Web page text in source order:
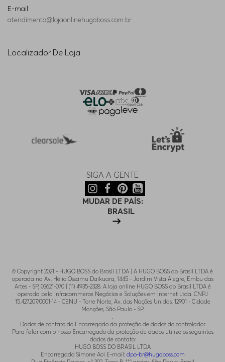
E-mail:
atendimento@lojaonlinehugoboss.com.br
Localizador De Loja
SIGA A GENTE
MUDAR DE PAÍS:
BRASIL
© Copyright 2021 - HUGO BOSS do Brasil LTDA | A HUGO BOSS do Brasil LTDA é
operada na Av. Hélio Ossamu Daikuara, 1445 - Jardim Vista Alegre, Embu das
Artes - SP, 03621-070 | (11) 4935-2328. A loja online HUGO BOSS do Brasil LTDA é
operada pela Infracommerce Negócios e Soluções em Internet Ltda. CNPJ
15.427.207/0001-14 - CENU - Torre Norte, Av. das Nações Unidas, 12901 - Cidade
Monções, São Paulo - SP.
.
Dados de contato do Encarregado da proteção de dados do controlador
Para falar com o nosso Encarregado da proteção de dados utilize os seguintes
dados de contato:
HUGO BOSS DO BRASIL LTDA
Encarregado Simone Aoi E-mail: dpo-br@hugoboss.com